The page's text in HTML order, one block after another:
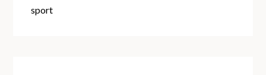
sport